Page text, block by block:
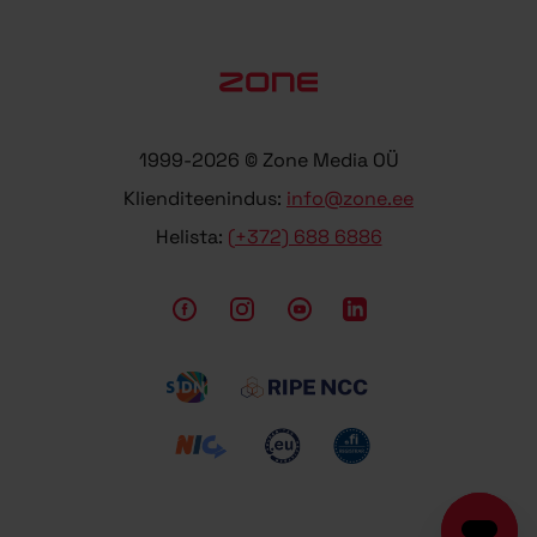
1999-2026 © Zone Media OÜ
Klienditeenindus: info@zone.ee
Helista: (+372) 688 6886